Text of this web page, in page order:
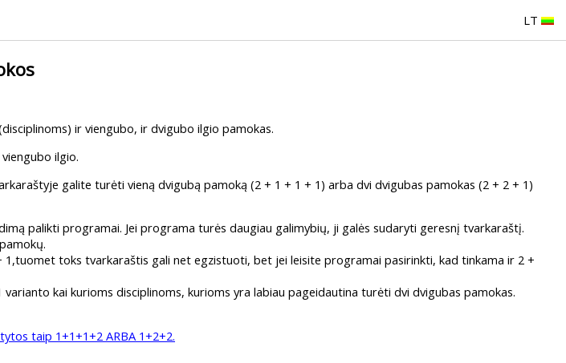
LT
ir viengubo, ir dvigubo ilgio pamokas.
ilgio.
galite turėti vieną dvigubą pamoką (2 + 1 + 1 + 1) arba dvi dvigubas pamokas (2 + 2 + 1)
palikti programai. Jei programa turės daugiau galimybių, ji galės sudaryti geresnį tvarkaraštį.
1,tuomet toks tvarkaraštis gali net egzistuoti, bet jei leisite programai pasirinkti, kad tinkama ir 2 +
kai kurioms disciplinoms, kurioms yra labiau pageidautina turėti dvi dvigubas pamokas.
taip 1+1+1+2 ARBA 1+2+2.